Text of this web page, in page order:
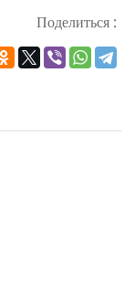
Поделиться :